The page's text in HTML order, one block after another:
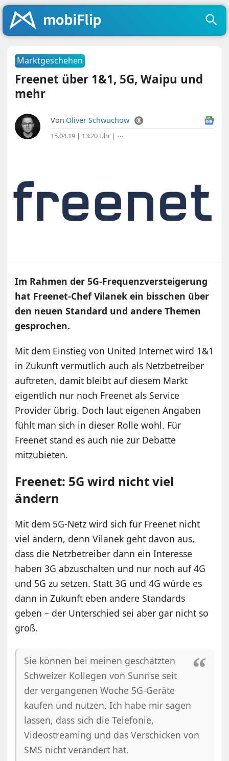
Marktgeschehen
Freenet über 1&1, 5G, Waipu und
mehr
Von Oliver Schwuchow
15.04.19 | 13:20 Uhr | ⋯
Im Rahmen der 5G-Frequenzversteigerung
hat Freenet-Chef Vilanek ein bisschen über
den neuen Standard und andere Themen
gesprochen.
Mit dem Einstieg von United Internet wird 1&1
in Zukunft vermutlich auch als Netzbetreiber
auftreten, damit bleibt auf diesem Markt
eigentlich nur noch Freenet als Service
Provider übrig. Doch laut eigenen Angaben
fühlt man sich in dieser Rolle wohl. Für
Freenet stand es auch nie zur Debatte
mitzubieten.
Freenet: 5G wird nicht viel
ändern
Mit dem 5G-Netz wird sich für Freenet nicht
viel ändern, denn Vilanek geht davon aus,
dass die Netzbetreiber dann ein Interesse
haben 3G abzuschalten und nur noch auf 4G
und 5G zu setzen. Statt 3G und 4G würde es
dann in Zukunft eben andere Standards
geben – der Unterschied sei aber gar nicht so
groß.
Sie können bei meinen geschätzten
Schweizer Kollegen von Sunrise seit
der vergangenen Woche 5G-Geräte
kaufen und nutzen. Ich habe mir sagen
lassen, dass sich die Telefonie,
Videostreaming und das Verschicken von
SMS nicht verändert hat.